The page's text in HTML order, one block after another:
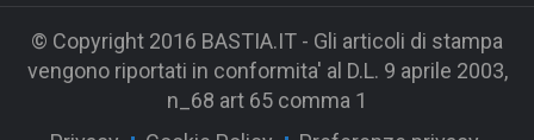
© Copyright 2016 BASTIA.IT - Gli articoli di stampa
vengono riportati in conformita' al D.L. 9 aprile 2003,
n_68 art 65 comma 1